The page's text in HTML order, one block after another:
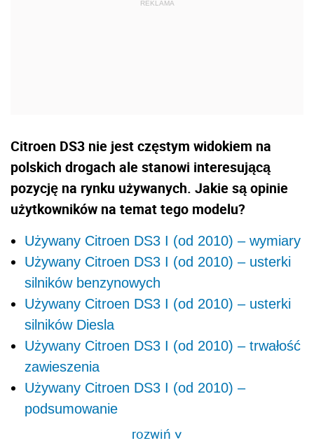
Citroen DS3 nie jest częstym widokiem na
polskich drogach ale stanowi interesującą
pozycję na rynku używanych. Jakie są opinie
użytkowników na temat tego modelu?
Używany Citroen DS3 I (od 2010) – wymiary
Używany Citroen DS3 I (od 2010) – usterki
silników benzynowych
Używany Citroen DS3 I (od 2010) – usterki
silników Diesla
Używany Citroen DS3 I (od 2010) – trwałość
zawieszenia
Używany Citroen DS3 I (od 2010) –
podsumowanie
rozwiń>